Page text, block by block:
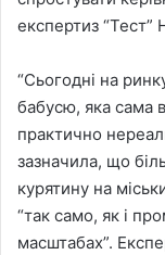
i
експертиз “Тест”
“Сьогодні на
бабусю, яка сама
практично
зазначила, що
курятину на
“так само, як і
масштабах”.